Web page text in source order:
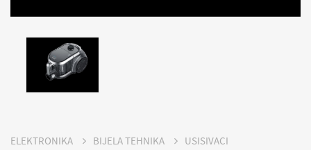
ELEKTRONIKA BIJELA TEHNIKA USISIVACI